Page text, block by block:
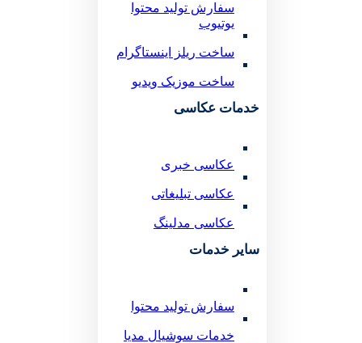
سفارش تولید محتوا
یوتیوب
ساخت ریلز اینستاگرام
ساخت موزیک ویدیو
خدمات عکاسی
عکاسی خبری
عکاسی تبلیغاتی
عکاسی مدلینگ
سایر خدمات
سفارش تولید محتوا
خدمات سوشیال مدیا